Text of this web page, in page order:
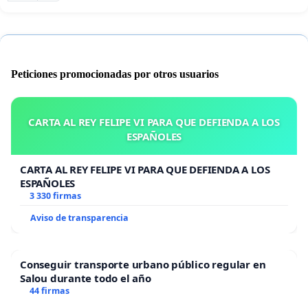
Peticiones promocionadas por otros usuarios
CARTA AL REY FELIPE VI PARA QUE DEFIENDA A LOS
ESPAÑOLES
CARTA AL REY FELIPE VI PARA QUE DEFIENDA A LOS
ESPAÑOLES
3 330 firmas
Aviso de transparencia
Conseguir transporte urbano público regular en
Salou durante todo el año
44 firmas